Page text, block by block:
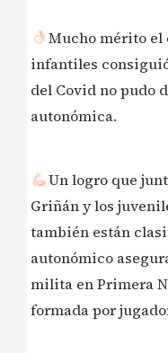
Mucho mérito el
infantiles
del Covid no pudo
autonómica.
Un logro que
Griñán y los
también están
autonómico
milita en Primera
formada por